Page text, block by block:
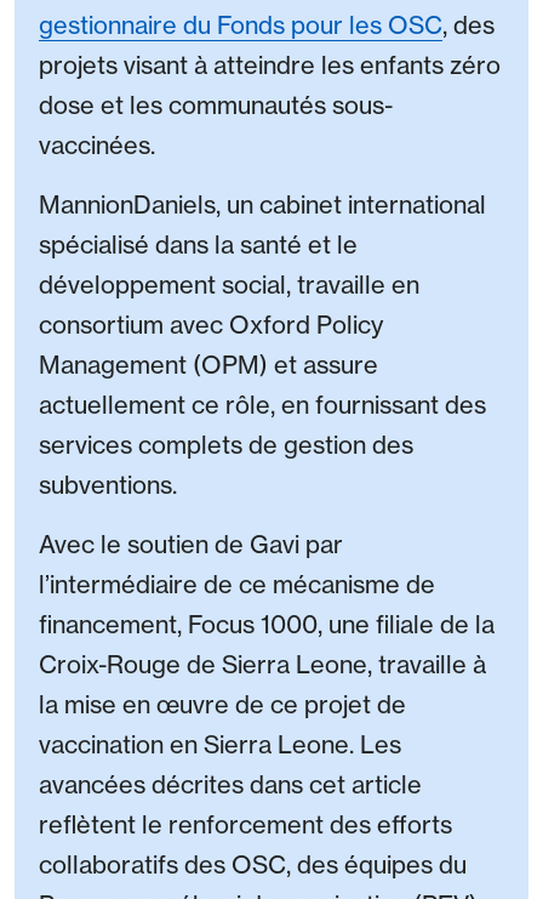
gestionnaire du Fonds pour les OSC, des
projets visant à atteindre les enfants zéro
dose et les communautés sous-
vaccinées.
MannionDaniels, un cabinet international
spécialisé dans la santé et le
développement social, travaille en
consortium avec Oxford Policy
Management (OPM) et assure
actuellement ce rôle, en fournissant des
services complets de gestion des
subventions.
Avec le soutien de Gavi par
l’intermédiaire de ce mécanisme de
financement, Focus 1000, une filiale de la
Croix-Rouge de Sierra Leone, travaille à
la mise en œuvre de ce projet de
vaccination en Sierra Leone. Les
avancées décrites dans cet article
reflètent le renforcement des efforts
collaboratifs des OSC, des équipes du